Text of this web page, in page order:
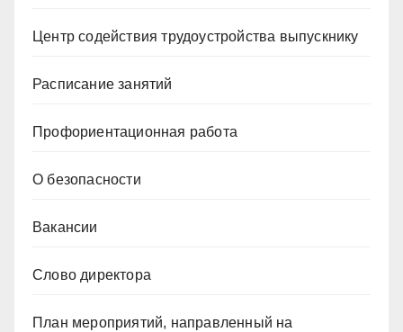
Центр содействия трудоустройства выпускнику
Расписание занятий
Профориентационная работа
О безопасности
Вакансии
Слово директора
План мероприятий, направленный на